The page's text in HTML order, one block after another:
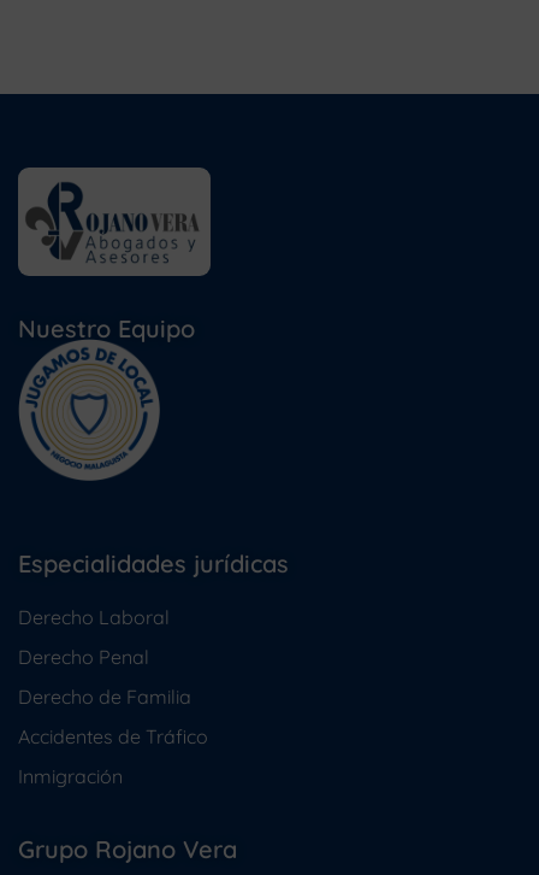
Nuestro Equipo
Especialidades jurídicas
Derecho Laboral
Derecho Penal
Derecho de Familia
Accidentes de Tráfico
Inmigración
Grupo Rojano Vera